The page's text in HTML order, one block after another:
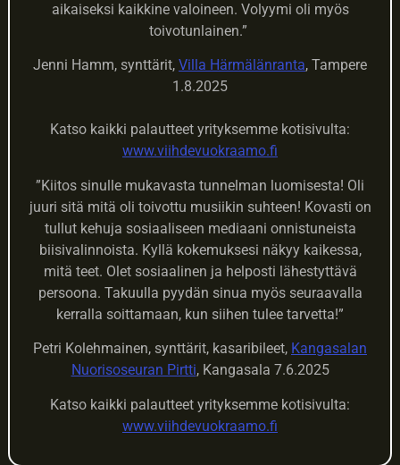
aikaiseksi kaikkine valoineen. Volyymi oli myös
toivotunlainen.”
Jenni Hamm, synttärit, Villa Härmälänranta, Tampere
1.8.2025
Katso kaikki palautteet yrityksemme kotisivulta:
www.viihdevuokraamo.fi
”Kiitos sinulle mukavasta tunnelman luomisesta! Oli
juuri sitä mitä oli toivottu musiikin suhteen! Kovasti on
tullut kehuja sosiaaliseen mediaani onnistuneista
biisivalinnoista. Kyllä kokemuksesi näkyy kaikessa,
mitä teet. Olet sosiaalinen ja helposti lähestyttävä
persoona. Takuulla pyydän sinua myös seuraavalla
kerralla soittamaan, kun siihen tulee tarvetta!”
Petri Kolehmainen, synttärit, kasaribileet, Kangasalan
Nuorisoseuran Pirtti, Kangasala 7.6.2025
Katso kaikki palautteet yrityksemme kotisivulta:
www.viihdevuokraamo.fi